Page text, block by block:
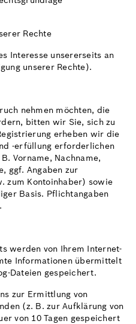
Rechte
Interesse unsererseits an
unserer Rechte).
nehmen möchten, die
bitten wir Sie, sich zu
erheben wir die
-erfüllung erforderlichen
Vorname, Nachname,
ggf. Angaben zur
zum Kontoinhaber) sowie
Basis. Pflichtangaben
werden von Ihrem Internet-
Informationen übermittelt
Dateien gespeichert.
zur Ermittlung von
(z. B. zur Aufklärung von
von 10 Tagen gespeichert